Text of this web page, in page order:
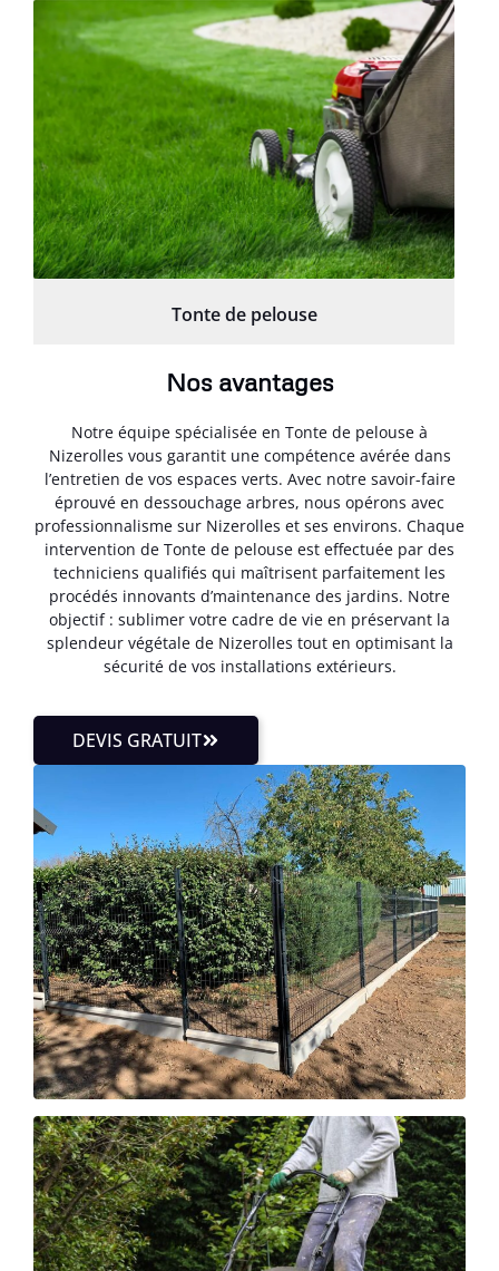
Tonte de pelouse
Nos avantages
Notre équipe spécialisée en Tonte de pelouse à
Nizerolles vous garantit une compétence avérée dans
l’entretien de vos espaces verts. Avec notre savoir-faire
éprouvé en dessouchage arbres, nous opérons avec
professionnalisme sur Nizerolles et ses environs. Chaque
intervention de Tonte de pelouse est effectuée par des
techniciens qualifiés qui maîtrisent parfaitement les
procédés innovants d’maintenance des jardins. Notre
objectif : sublimer votre cadre de vie en préservant la
splendeur végétale de Nizerolles tout en optimisant la
sécurité de vos installations extérieurs.
DEVIS GRATUIT